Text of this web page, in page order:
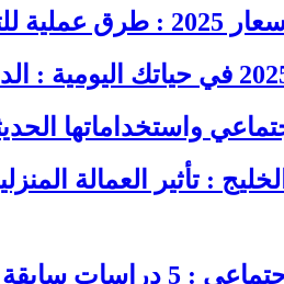
المصاريف
واستخداماتها
: تأثير العمالة
سلوكيات الشباب